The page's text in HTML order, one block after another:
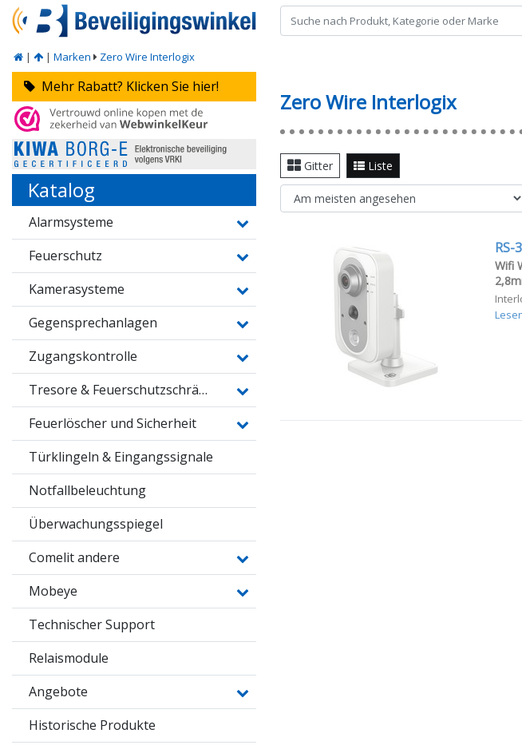
| | Marken Zero Wire Interlogix
Mehr Rabatt? Klicken Sie hier!
Katalog
Alarmsysteme
Feuerschutz
Kamerasysteme
Gegensprechanlagen
Zugangskontrolle
Tresore & Feuerschutzschränke
Feuerlöscher und Sicherheit
Türklingeln & Eingangssignale
Notfallbeleuchtung
Überwachungsspiegel
Comelit andere
Mobeye
Technischer Support
Relaismodule
Angebote
Historische Produkte
Zero Wire Interlogix
Gitter Liste
RS-
Wifi